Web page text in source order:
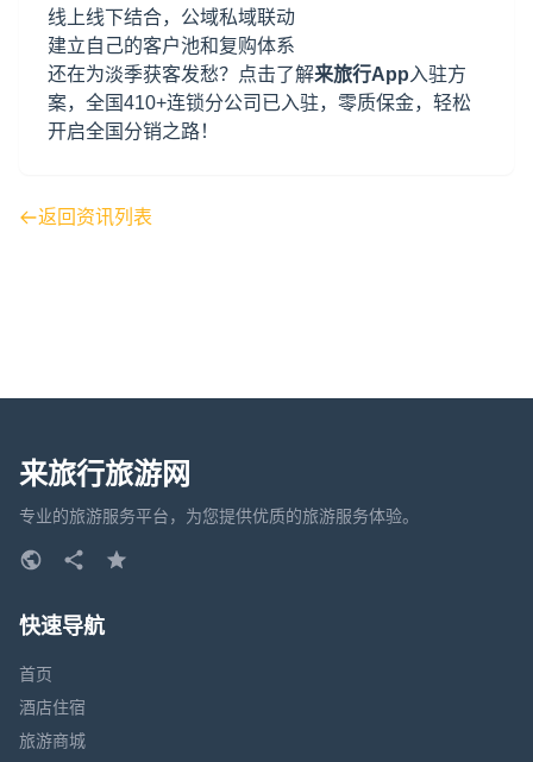
线上线下结合，公域私域联动
建立自己的客户池和复购体系
还在为淡季获客发愁？点击了解来旅行App 入驻方
案，全国410+连锁分公司已入驻，零质保金，轻松
开启全国分销之路！
返回资讯列表
来旅行旅游网
专业的旅游服务平台，为您提供优质的旅游服务体验。
快速导航
首页
酒店住宿
旅游商城